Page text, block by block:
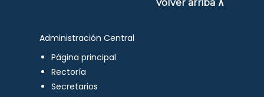
Volver arriba ∧
Administración Central
Página principal
Rectoría
Secretarios